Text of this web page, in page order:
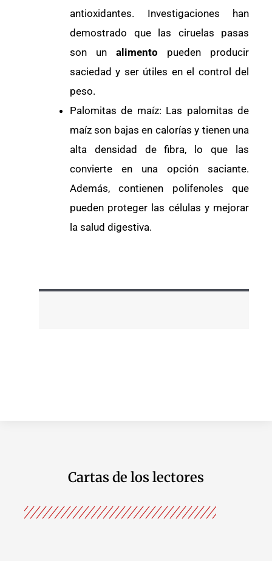
antioxidantes. Investigaciones han
demostrado que las ciruelas pasas
son un alimento pueden producir
saciedad y ser útiles en el control del
peso.
Palomitas de maíz: Las palomitas de
maíz son bajas en calorías y tienen una
alta densidad de fibra, lo que las
convierte en una opción saciante.
Además, contienen polifenoles que
pueden proteger las células y mejorar
la salud digestiva.
Cartas de los lectores